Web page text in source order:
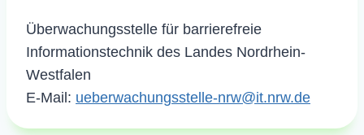
Überwachungsstelle für barrierefreie
Informationstechnik des Landes Nordrhein-
Westfalen
E-Mail: ueberwachungsstelle-nrw@it.nrw.de